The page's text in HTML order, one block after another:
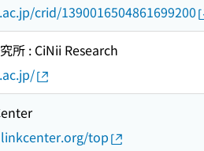
crid/1390016504861699200
所 : CiNii Research
top